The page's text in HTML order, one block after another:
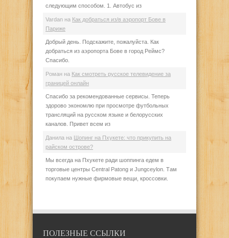
следующим способом. 1. Автобус из
Vardan на Как добраться из/в аэропорт Бове в
Париже
Добрый день. Подскажите, пожалуйста. Как
добраться из аэропорта Бове в город Реймс?
Спасибо.
Роман на Как смотреть русское телевидение за
границей онлайн
Спасибо за рекомендованные сервисы. Теперь
здорово экономлю при просмотре футбольных
трансляций на русском языке и белорусских
каналов. Привет всем из
Данила на Шопинг на Пхукете: что прикупить на
райском острове?
Мы всегда на Пхукете ради шоппинга едем в
торговые центры Central Patong и Jungceylon. Там
покупаем нужные фирмовые вещи, кроссовки.
ПОЛЕЗНЫЕ ССЫЛКИ